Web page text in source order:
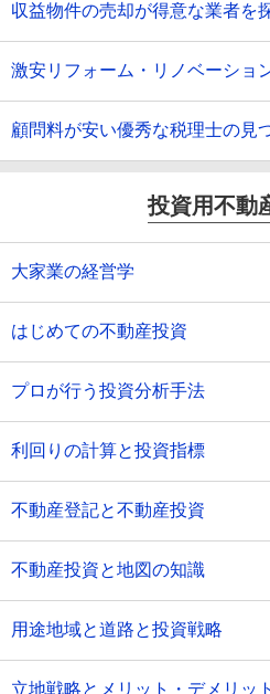
収益物件の売却が得意な業者を
激安リフォーム・リノベーショ
顧問料が安い優秀な税理士の見
投資用不動
大家業の経営学
はじめての不動産投資
プロが行う投資分析手法
利回りの計算と投資指標
不動産登記と不動産投資
不動産投資と地図の知識
用途地域と道路と投資戦略
立地戦略とメリット・デメリット